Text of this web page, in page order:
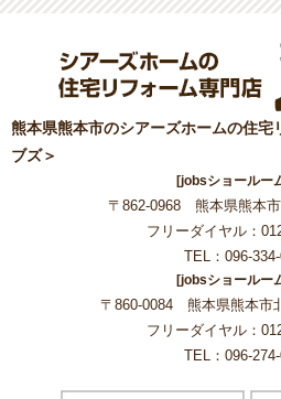
熊本県熊本市のシアーズホームの住
ブズ＞
[jobsショールー
〒862-0968 熊本県熊本
フリーダイヤル：
TEL：096-
[jobsショールー
〒860-0084 熊本県熊本市
フリーダイヤル：
TEL：096-